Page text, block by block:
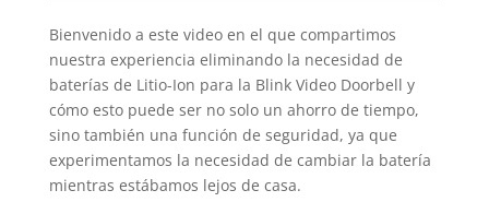
Bienvenido a este video en el que compartimos
nuestra experiencia eliminando la necesidad de
baterías de Litio-Ion para la Blink Video Doorbell y
cómo esto puede ser no solo un ahorro de tiempo,
sino también una función de seguridad, ya que
experimentamos la necesidad de cambiar la batería
mientras estábamos lejos de casa.